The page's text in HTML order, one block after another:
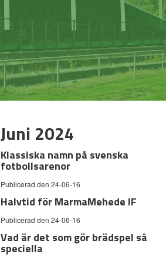
Juni 2024
Klassiska namn på svenska
fotbollsarenor
Publicerad den 24-06-16
Halvtid för MarmaMehede IF
Publicerad den 24-06-16
Vad är det som gör brädspel så
speciella